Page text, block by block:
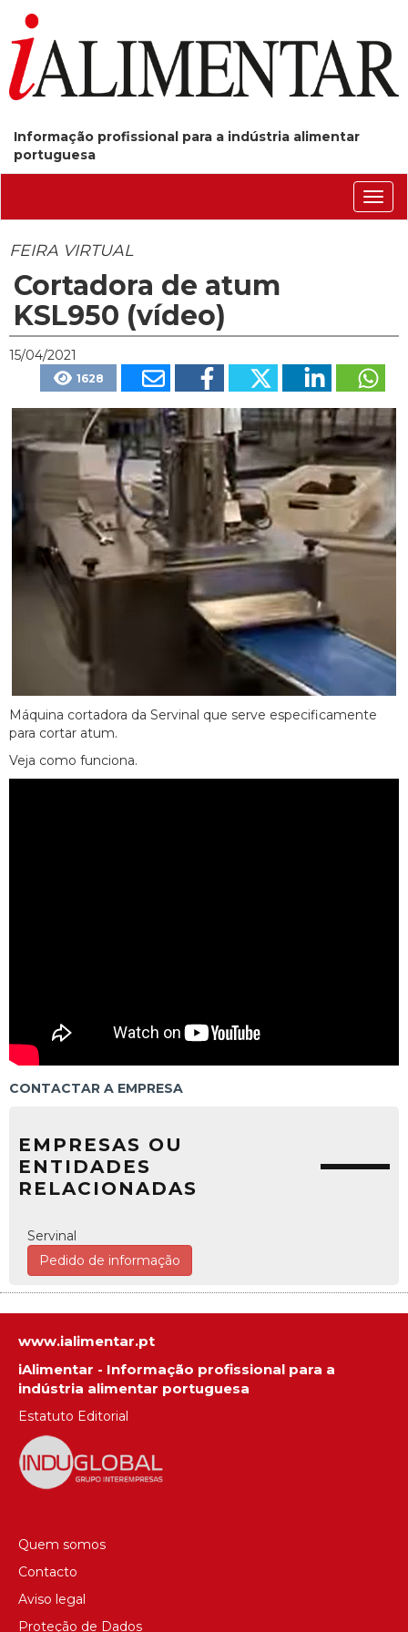
Informação profissional para a indústria alimentar
portuguesa
FEIRA VIRTUAL
Cortadora de atum
KSL950 (vídeo)
15/04/2021
1628
Máquina cortadora da Servinal que serve especificamente
para cortar atum.
Veja como funciona.
CONTACTAR A EMPRESA
EMPRESAS OU
ENTIDADES
RELACIONADAS
Servinal
Pedido de informação
www.ialimentar.pt
iAlimentar - Informação profissional para a
indústria alimentar portuguesa
Estatuto Editorial
Quem somos
Contacto
Aviso legal
Proteção de Dados